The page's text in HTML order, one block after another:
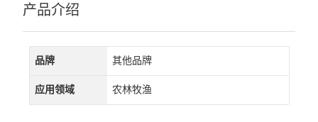
产品介绍
品牌 其他品牌
应用领域 农林牧渔